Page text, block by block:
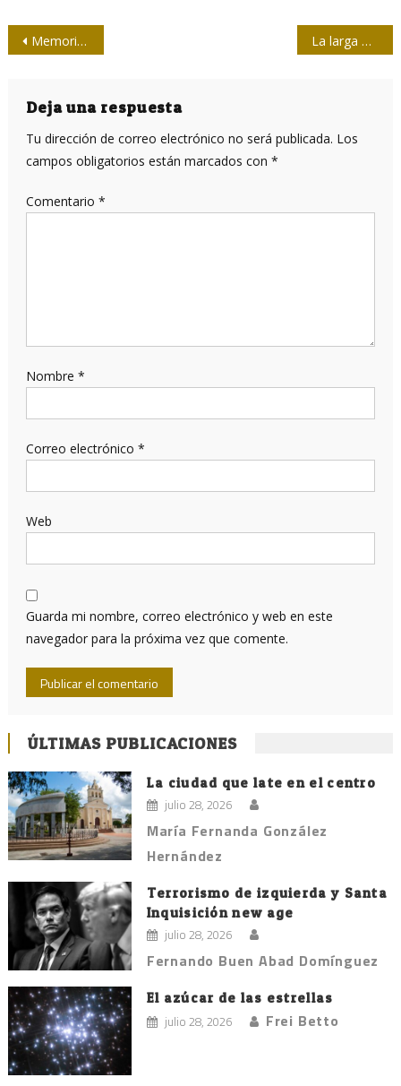
Navegación
entradas
Memorias, voces, palabras… de los sobrevivientes La larga marcha de Huawei
Deja una respuesta
Tu dirección de correo electrónico no será publicada. Los
campos obligatorios están marcados con *
Comentario *
Nombre *
Correo electrónico *
Web
Guarda mi nombre, correo electrónico y web en este
navegador para la próxima vez que comente.
ÚLTIMAS PUBLICACIONES
La ciudad que late en el centro
julio 28, 2026
María Fernanda González
Hernández
Terrorismo de izquierda y Santa
Inquisición new age
julio 28, 2026
Fernando Buen Abad Domínguez
El azúcar de las estrellas
julio 28, 2026 Frei Betto